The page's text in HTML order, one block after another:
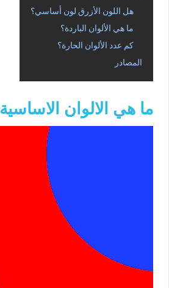
هل اللون الأزرق لون أساسي؟
ما هي الألوان الباردة؟
كم عدد الألوان الحارة؟
المصادر
ما هي الالوان الاساسية